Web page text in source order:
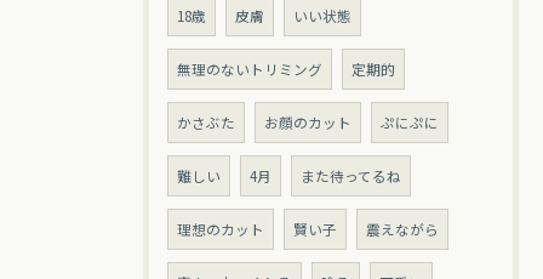
18歳 皮膚 いい状態
無理のないトリミング 定期的
かさぶた お顔のカット ぷにぷに
難しい 4月 また待ってるね
理想のカット 賢い子 震えながら